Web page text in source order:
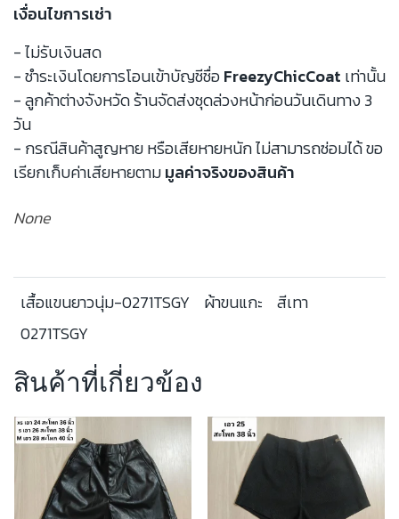
เงื่อนไขการเช่า
- ไม่รับเงินสด
- ชำระเงินโดยการโอนเข้าบัญชีชื่อFreezyChicCoat เท่านั้น
- ลูกค้าต่างจังหวัด ร้านจัดส่งชุดล่วงหน้าก่อนวันเดินทาง 3
วัน
- กรณีสินค้าสูญหาย หรือเสียหายหนัก ไม่สามารถซ่อมได้ ขอ
เรียกเก็บค่าเสียหายตามมูลค่าจริงของสินค้า
None
เสื้อแขนยาวนุ่ม-0271TSGY ผ้าขนแกะ
สีเทา
0271TSGY
สินค้าที่เกี่ยวข้อง